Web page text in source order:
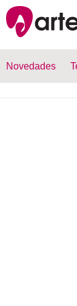
Novedades